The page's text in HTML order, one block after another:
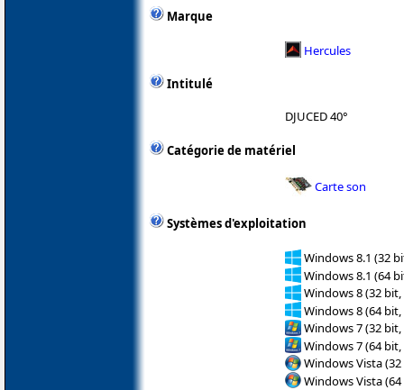
Marque
Hercules
Intitulé
DJUCED 40°
Catégorie de matériel
Carte son
Systèmes d'exploitation
Windows 8.1 (32
Windows 8.1 (64
Windows 8 (32 bit,
Windows 8 (64 bit,
Windows 7 (32 bit,
Windows 7 (64 bit,
Windows Vista
Windows Vista